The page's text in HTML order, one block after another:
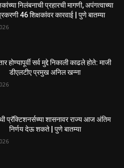
निलंबनाची प्रहारची मागणी, अपंगत्वाच्या
46 शिक्षकांवर कारवाई | पुणे बातम्या
होण्यापूर्वी सर्व मुद्दे निकाली काढले होते: माजी
डीएलटीए प्रमुख अनिल खन्ना
प्रॅक्टिशनर्सच्या शासनावर राज्य आज अंतिम
निर्णय देऊ शकते | पुणे बातम्या